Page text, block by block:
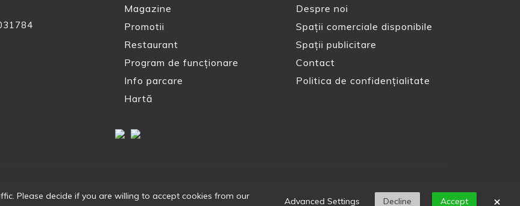
Magazine
Promotii
Restaurant
Program de funcționare
Info parcare
Hartă
Despre noi
Spații comerciale disponibile
Spații publicitare
Contact
Politica de confidențialitate
2026 galeriileTITAN. Built byCodeForge
Please decide if you are willing to accept cookies from our
Advanced Settings Decline Accept ×